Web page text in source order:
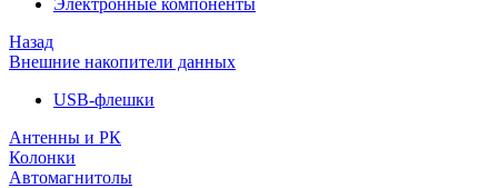
Электронные компоненты
Назад
Внешние накопители данных
USB-флешки
Антенны и РК
Колонки
Автомагнитолы